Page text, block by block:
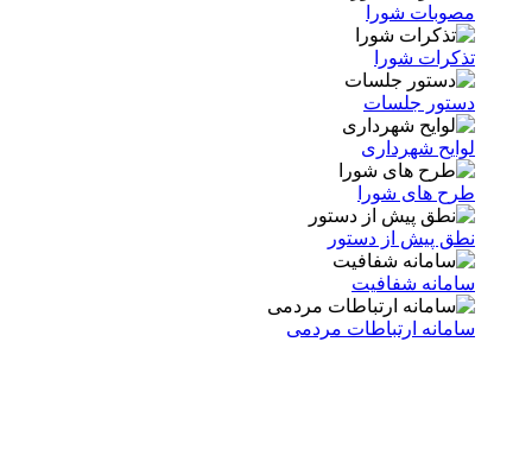
مصوبات شورا
تذکرات شورا
دستور جلسات
لوایح شهرداری
طرح های شورا
نطق پیش از دستور
سامانه شفافیت
سامانه ارتباطات مردمی